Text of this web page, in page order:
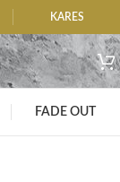
KARES
FADE OUT